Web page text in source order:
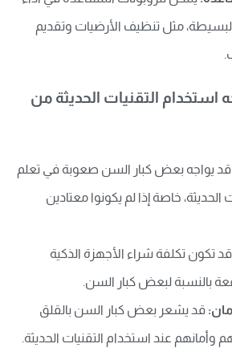
البسيطة، مثل تنظيف الأرضيات وتقديم
استخدام التقنيات الحديثة من
قد يواجه بعض كبار السن صعوبة في تعلم
الحديثة، خاصة إذا لم يكونوا معتادين
قد تكون تكلفة شراء الأجهزة الذكية
بالنسبة لبعض كبار السن.
قد يشعر بعض كبار السن بالقلق
عند استخدام التقنيات الحديثة.